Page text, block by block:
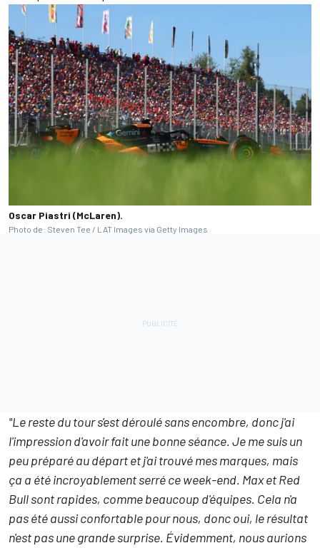
Oscar Piastri (McLaren).
Photo de: Steven Tee / LAT Images via Getty Images
"Le reste du tour s'est déroulé sans encombre, donc j'ai
l'impression d'avoir fait une bonne séance. Je me suis un
peu préparé au départ et j'ai trouvé mes marques, mais
ça a été incroyablement serré ce week-end. Max et Red
Bull sont rapides, comme beaucoup d'équipes. Cela n'a
pas été aussi confortable pour nous, donc oui, le résultat
n'est pas une grande surprise. Évidemment, nous aurions